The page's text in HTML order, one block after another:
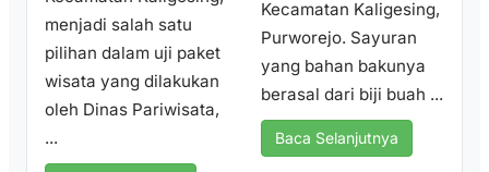
menjadi salah satu
pilihan dalam uji paket
wisata yang dilakukan
oleh Dinas Pariwisata,
...
Kecamatan Kaligesing,
Purworejo. Sayuran
yang bahan bakunya
berasal dari biji buah ...
Baca Selanjutnya